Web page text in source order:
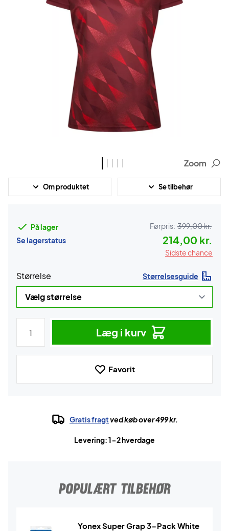
Zoom
Om produktet Se tilbehør
På lager
Se lagerstatus
Førpris: 399,00 kr.
214,00 kr.
Sidste chance
Størrelse Størrelsesguide
Læg i kurv
Favorit
Gratis fragtved køb over 499 kr.
Levering: 1-2 hverdage
POPULÆRT TILBEHØR
Yonex Super Grap 3-Pack White